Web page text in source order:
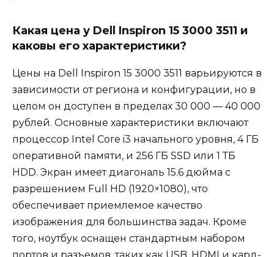
Какая цена у Dell Inspiron 15 3000 3511 и
каковы его характеристики?
Цены на Dell Inspiron 15 3000 3511 варьируются в
зависимости от региона и конфигурации, но в
целом он доступен в пределах 30 000 — 40 000
рублей. Основные характеристики включают
процессор Intel Core i3 начального уровня, 4 ГБ
оперативной памяти, и 256 ГБ SSD или 1 ТБ
HDD. Экран имеет диагональ 15.6 дюйма с
разрешением Full HD (1920×1080), что
обеспечивает приемлемое качество
изображения для большинства задач. Кроме
того, ноутбук оснащен стандартным набором